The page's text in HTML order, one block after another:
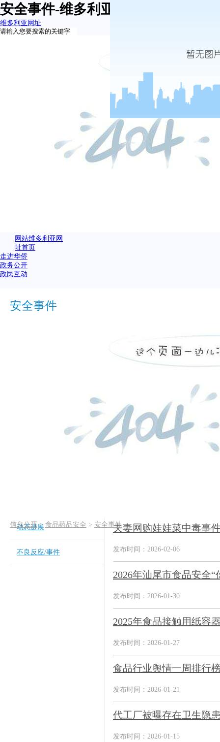
安全事件-维多利亚网址
维多利亚网址
网站维多利亚网
址首页
走进华侨
政务公开
政民互动
安全事件
信息公开> 食品药品安全 > 安全事件
动态进展
不良反应/事件
夫妻网购娃娃菜中毒事
发布时间：2026-02-06
2026年汕尾市食品安全
发布时间：2026-01-30
2025年食品接触用纸容
发布时间：2026-01-27
食品行业舆情一周排行
发布时间：2026-01-21
代工厂被曝存在卫生隐
发布时间：2026-01-15